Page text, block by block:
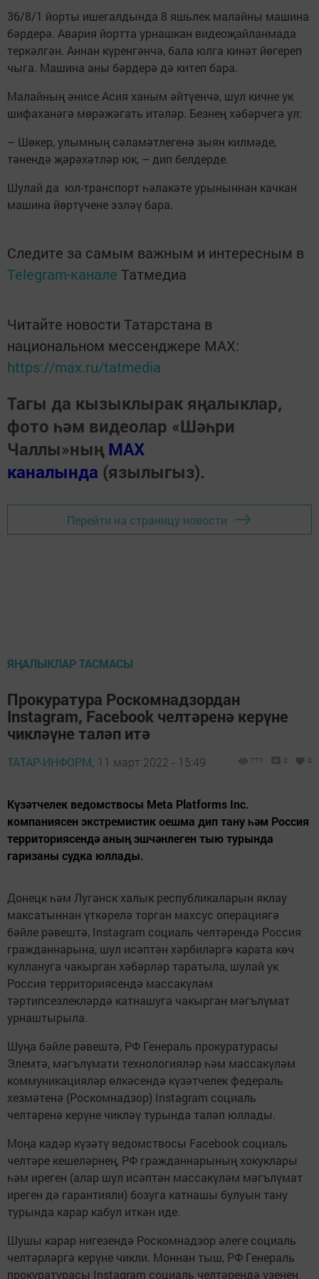
36/8/1 йорты ишегалдында 8 яшьлек малайны машина
бәрдерә. Авария йортта урнашкан видеоҗайланмада
теркәлгән. Аннан күренгәнчә, бала юлга кинәт йөгереп
чыга. Машина аны бәрдерә дә китеп бара.
Малайның әнисе Асия ханым әйтүенчә, шул кичне ук
шифаханәгә мөрәжәгать итәләр. Безнең хәбәрчегә ул:
– Шөкер, улымның сәламәтлегенә зыян килмәде,
тәнендә җәрәхәтләр юк, – дип белдерде.
Шулай да юл-транспорт һәлакәте урыныннан качкан
машина йөртүчене эзләү бара.
Следите за самым важным и интересным в
Telegram-канале Татмедиа
Читайте новости Татарстана в
национальном мессенджере MАХ:
https://max.ru/tatmedia
Тагы да кызыклырак яңалыклар,
фото һәм видеолар «Шәһри
Чаллы»ның MAX
каналында (язылыгыз).
Перейти на страницу новости
ЯҢАЛЫКЛАР ТАСМАСЫ
Прокуратура Роскомнадзордан
Instagram, Facebook челтәренә керүне
чикләүне таләп итә
ТАТАР-ИНФОРМ, 11 март 2022 - 15:49 771 0 0
Күзәтчелек ведомствосы Meta Platforms Inc.
компаниясен экстремистик оешма дип тану һәм Россия
территориясендә аның эшчәнлеген тыю турында
гаризаны судка юллады.
Донецк һәм Луганск халык республикаларын яклау
максатыннан үткәрелә торган махсус операциягә
бәйле рәвештә, Instagram социаль челтәрендә Россия
гражданнарына, шул исәптән хәрбиләргә карата көч
куллануга чакырган хәбәрләр таратыла, шулай ук
Россия территориясендә массакүләм
тәртипсезлекләрдә катнашуга чакырган мәгълүмат
урнаштырыла.
Шуңа бәйле рәвештә, РФ Генераль прокуратурасы
Элемтә, мәгълүмати технологияләр һәм массакүләм
коммуникацияләр өлкәсендә күзәтчелек федераль
хезмәтенә (Роскомнадзор) Instagram социаль
челтәренә керүне чикләү турында таләп юллады.
Моңа кадәр күзәтү ведомствосы Facebook социаль
челтәре кешеләрнең, РФ гражданнарының хокуклары
һәм иреген (алар шул исәптән массакүләм мәгълүмат
иреген дә гарантияли) бозуга катнашы булуын тану
турында карар кабул иткән иде.
Шушы карар нигезендә Роскомнадзор әлеге социаль
челтәрләргә керүне чикли. Моннан тыш, РФ Генераль
прокуратурасы Instagram социаль челтәрендә үзенең